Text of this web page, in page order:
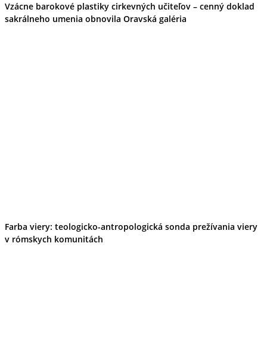
Vzácne barokové plastiky cirkevných učiteľov – cenný doklad
sakrálneho umenia obnovila Oravská galéria
Farba viery: teologicko-antropologická sonda prežívania viery
v rómskych komunitách